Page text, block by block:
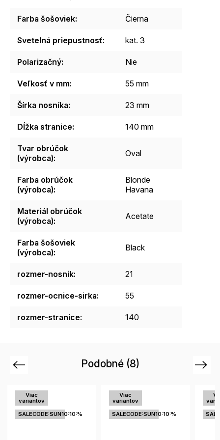
Farba šošoviek: Čierna
Svetelná priepustnosť: kat. 3
Polarizačný: Nie
Veľkosť v mm: 55 mm
Šírka nosníka: 23 mm
Dĺžka stranice: 140 mm
Tvar obrúčok
(výrobca): Oval
Farba obrúčok
(výrobca):
Blonde
Havana
Materiál obrúčok
(výrobca): Acetate
Farba šošoviek
(výrobca): Black
rozmer-nosnik: 21
rozmer-ocnice-sirka: 55
rozmer-stranice: 140
Podobné (8)
Previous
Viac
variantov
SALECODE:SUN10:10:%
Viac
variantov
SALECODE:SUN10:10:%
Next